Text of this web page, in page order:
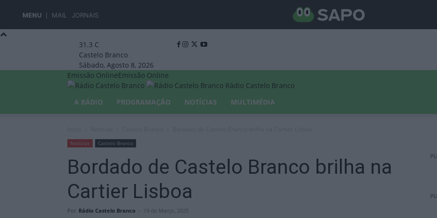
MENU MAIL JORNAIS
31.3 C
Castelo Branco
Sábado, Agosto 8, 2026
Emissão OnlineEmissão Online
Rádio Castelo Branco
A RÁDIO
PROGRAMAÇÃO NOTÍCIAS MULTIMÉDIA
Notícias Castelo Branco
Bordado de Castelo Branco brilha na
Cartier Lisboa
Por Rádio Castelo Branco - 19 de Março, 2025